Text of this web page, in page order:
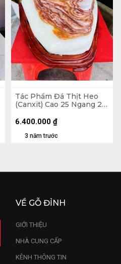
Tác Phẩm Đá Thịt Heo
(Canxit) Cao 25 Ngang 22
3 năm trước
6.400.000 ₫
VỀ GỖ ĐỈNH
GIỚI THIỆU
NHÀ CUNG CẤP
KÊNH THÔNG TIN